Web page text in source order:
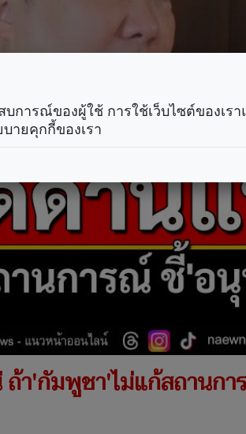
า'กัมพูชา'ไม่แก้สถานก
บการณ์ของผู้ใช้ การใช้เว็บไซต์ของเร
ายคุกกี้ของเรา